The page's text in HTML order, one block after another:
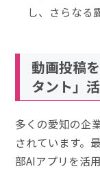
し、さらなる
動画投稿
タント」
多くの愛知の企
されています。
部AIアプリを活